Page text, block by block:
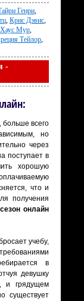
Генри,
, Крис Дэвис,
Мур,
Тейлор,
-
всего
но
через
поступает в
хорошую
что и
получения
онлайн
учебу,
в
девушку
и грядущем
существует